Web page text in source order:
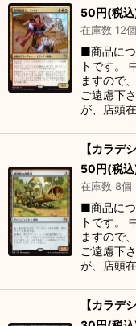
50円(税
在庫数 12個
■商品に
トです。
ますので
ご遠慮下
が、店頭
【カラ
50円(税
在庫数 8個
■商品に
トです。
ますので
ご遠慮下
が、店頭
【カラ